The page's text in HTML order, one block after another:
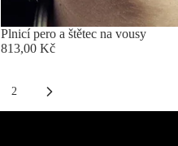
Plnicí pero a štětec na vousy
813,00 Kč
2